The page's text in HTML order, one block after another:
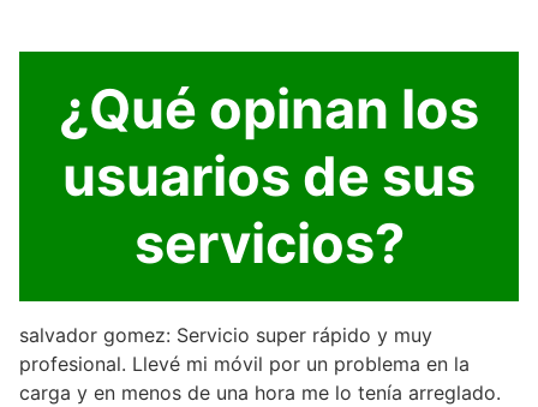
¿Qué opinan los
usuarios de sus
servicios?
salvador gomez: Servicio super rápido y muy
profesional. Llevé mi móvil por un problema en la
carga y en menos de una hora me lo tenía arreglado.